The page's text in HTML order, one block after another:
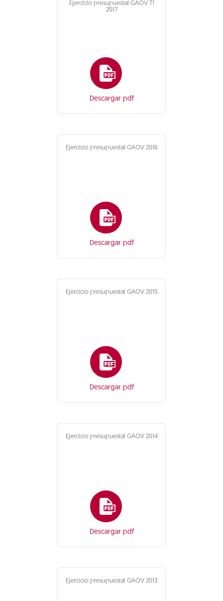
Ejercicio presupuestal GAOV T1
2017
Descargar pdf
Ejercicio presupuestal GAOV 2016
Descargar pdf
Ejercicio presupuestal GAOV 2015
Descargar pdf
Ejercicio presupuestal GAOV 2014
Descargar pdf
Ejercicio presupuestal GAOV 2013